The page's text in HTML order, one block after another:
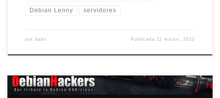
Debian Lenny servidores
por dabo Publicada 11 marzo, 2012